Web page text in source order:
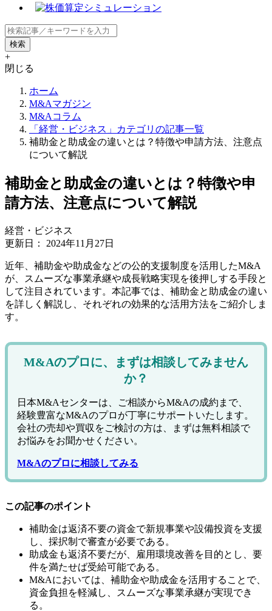
+
閉じる
ホーム
M&Aマガジン
M&Aコラム
「経営・ビジネス」カテゴリの記事一覧
補助金と助成金の違いとは？特徴や申請方法、注意点
について解説
補助金と助成金の違いとは？特徴や申
請方法、注意点について解説
経営・ビジネス
更新日： 2024年11月27日
近年、補助金や助成金などの公的支援制度を活用したM&A
が、スムーズな事業承継や成長戦略実現を後押しする手段と
して注目されています。本記事では、補助金と助成金の違い
を詳しく解説し、それぞれの効果的な活用方法をご紹介しま
す。
M&Aのプロに、まずは相談してみません
か？
日本M&Aセンターは、ご相談からM&Aの成約まで、
経験豊富なM&Aのプロが丁寧にサポートいたします。
会社の売却や買収をご検討の方は、まずは無料相談で
お悩みをお聞かせください。
M&Aのプロに相談してみる
この記事のポイント
補助金は返済不要の資金で新規事業や設備投資を支援
し、採択制で審査が必要である。
助成金も返済不要だが、雇用環境改善を目的とし、要
件を満たせば受給可能である。
M&Aにおいては、補助金や助成金を活用することで、
資金負担を軽減し、スムーズな事業承継が実現でき
る。